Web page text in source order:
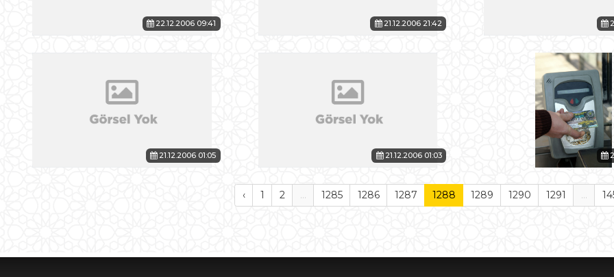
22.12.2006 09:41 21.12.2006 21:42
21.12.2006 01:05 21.12.2006 01:03
‹ 1 2 ... 1285 1286 1287 1288 1289 1290 1291 ...